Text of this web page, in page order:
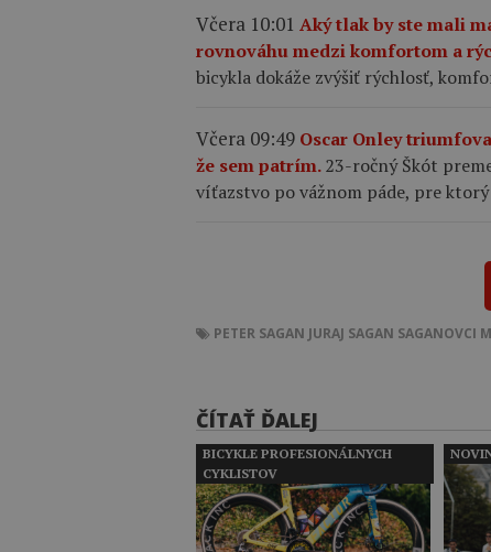
Včera 10:01 Aký tlak by ste mali
rovnováhu medzi komfortom a
bicykla dokáže zvýšiť rýchlosť,
Včera 09:49 Oscar Onley
že sem patrím.23-ročný Škót
víťazstvo po vážnom páde, pre
PETER SAGAN JURAJ SAGAN SAGANOVCI
ČÍTAŤ ĎALEJ
BICYKLE PROFESIONÁLNYCH
CYKLISTOV